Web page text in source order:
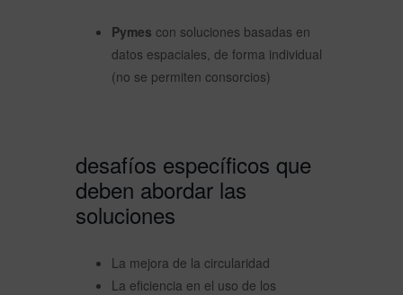
Pymes con soluciones basadas en
datos espaciales, de forma individual
(no se permiten consorcios)
desafíos específicos que
deben abordar las
soluciones
La mejora de la circularidad
La eficiencia en el uso de los